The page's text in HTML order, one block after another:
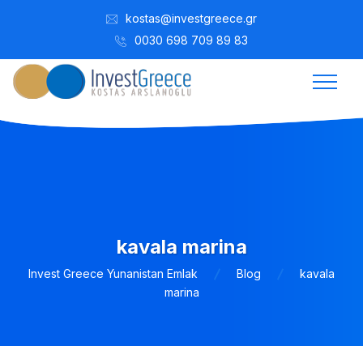
kostas@investgreece.gr
0030 698 709 89 83
kavala marina
Invest Greece Yunanistan Emlak Blog
kavala
marina